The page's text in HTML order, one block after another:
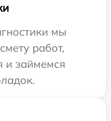
мы
работ,
и займемся